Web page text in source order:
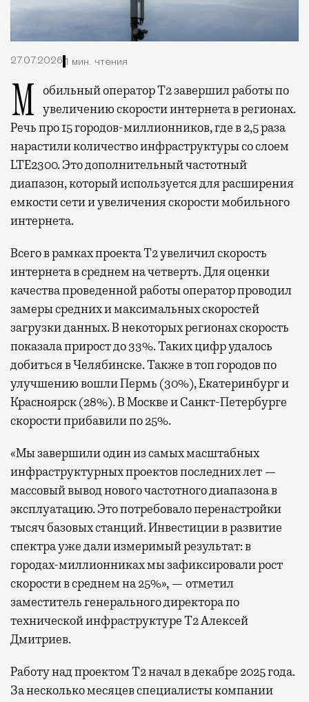
27.07.2026 1 мин. чтения
Мобильный оператор Т2 завершил работы по увеличению скорости интернета в регионах.
Речь про 15 городов-миллионников, где в 2,5 раза
нарастили количество инфраструктуры со слоем
LTE2300. Это дополнительный частотный
диапазон, который используется для расширения
емкости сети и увеличения скорости мобильного
интернета.
Всего в рамках проекта Т2 увеличил скорость
интернета в среднем на четверть. Для оценки
качества проведенной работы оператор проводил
замеры средних и максимальных скоростей
загрузки данных. В некоторых регионах скорость
показала прирост до 33%. Таких цифр удалось
добиться в Челябинске. Также в топ городов по
улучшению вошли Пермь (30%), Екатеринбург и
Красноярск (28%). В Москве и Санкт-Петербурге
скорости прибавили по 25%.
«Мы завершили один из самых масштабных
инфраструктурных проектов последних лет —
массовый вывод нового частотного диапазона в
эксплуатацию. Это потребовало перенастройки
тысяч базовых станций. Инвестиции в развитие
спектра уже дали измеримый результат: в
городах-миллионниках мы зафиксировали рост
скорости в среднем на 25%», — отметил
заместитель генерального директора по
технической инфраструктуре Т2 Алексей
Дмитриев.
Работу над проектом Т2 начал в декабре 2025 года.
За несколько месяцев специалисты компании